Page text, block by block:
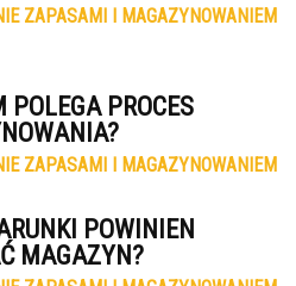
ZAPASAMI I MAGAZYNOWANIEM
POLEGA PROCES
ZAPASAMI I MAGAZYNOWANIEM
POWINIEN
MAGAZYN?